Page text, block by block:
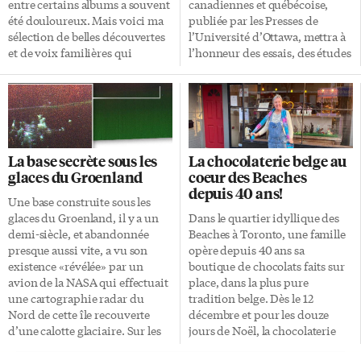
entre certains albums a souvent
été douloureux. Mais voici ma
sélection de belles découvertes
et de voix familières qui
d’année. 10e position : J’mettrai
le feu, Messe Je débute ce top 10
par une belle découverte un
peu plus intense. Ils n’en sont
qu’à un deuxième EP, mais les
jeunes musiciens de la
formation Messe offrent un son
mature et très intéressant. Avec
J’mettrai le feu, la formation de
[…]
canadiennes et québécoise,
publiée par les Presses de
l’Université d’Ottawa, mettra à
l’honneur des essais, des études
d’auteurs des quatre coins du
Canada. Son contenu s’adresse
au monde universitaire, mais
aussi au grand public. La
directrice de la collection, la
professeure émérite au
Département de français de
l’Université d’Ottawa,
Lucie Hotte, revient sur la
portée universelle de cette
initiative pancanadienne. En
quoi consiste cette nouvelle
collection et quels genres
d’ouvrages regroupera-t-elle?
Lucie Hotte : C’est une
collection qui va publier des
études et des essais sur les
La base secrète sous les
glaces du Groenland
Une base construite sous les
glaces du Groenland, il y a un
demi-siècle, et abandonnée
presque aussi vite, a vu son
existence «révélée» par un
avion de la NASA qui effectuait
une cartographie radar du
Nord de cette île recouverte
d’une calotte glaciaire. Sur les
La chocolaterie belge au
coeur des Beaches
depuis 40 ans!
Dans le quartier idyllique des
Beaches à Toronto, une famille
opère depuis 40 ans sa
boutique de chocolats faits sur
place, dans la plus pure
tradition belge. Dès le 12
décembre et pour les douze
jours de Noël, la chocolaterie